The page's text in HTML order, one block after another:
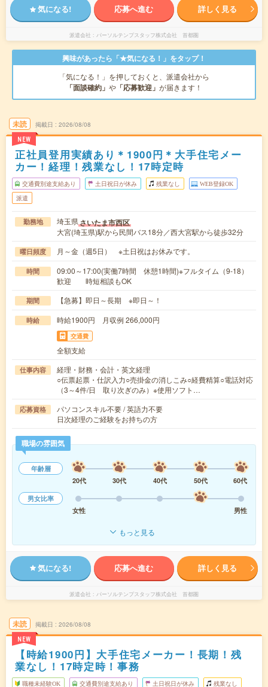
気になる! 応募へ進む 詳しく見る
派遣会社 パーソルテンプスタッフ株式会社 首都圏
興味があったら「★気になる！」をタップ！
「気になる！」を押しておくと、派遣会社から
「面談確約」 や 「応募歓迎」 が届きます！
未読
NEW
掲載日 2026/08/08
正社員登用実績あり＊1900円＊大手住宅メー
カー！経理！残業なし！17時定時
交通費別途支給あり 土日祝日が休み 残業なし WEB登録OK
派遣
勤務地 埼玉県さいたま市西区
大宮(埼玉県)駅から民間バス18分／西大宮駅から徒歩32分
曜日頻度 月～金（週5日） ※土日祝はお休みです。
時間
09:00～17:00(実働7時間 休憩1時間)※フルタイム（9-18）
歓迎 時短相談もOK
期間 【急募】即日～長期 ※即日～！
時給 時給1900円 月収例 266,000円
交通費
全額支給
仕事内容
経理・財務・会計・英文経理
○伝票起票・仕訳入力○売掛金の消しこみ○経費精算○電話対応
（3～4件/日 取り次ぎのみ）※使用ソフト…
応募資格
パソコンスキル不要 / 英語力不要
日次経理のご経験をお持ちの方
職場の雰囲気
年齢層
20代
30代 40代 50代
60代
男女比率
女性
男性
もっと見る
気になる! 応募へ進む 詳しく見る
派遣会社 パーソルテンプスタッフ株式会社 首都圏
未読
NEW
掲載日 2026/08/08
【時給1900円】大手住宅メーカー！長期！残
業なし！17時定時！事務
職種未経験OK 交通費別途支給あり 土日祝日が休み 残業なし